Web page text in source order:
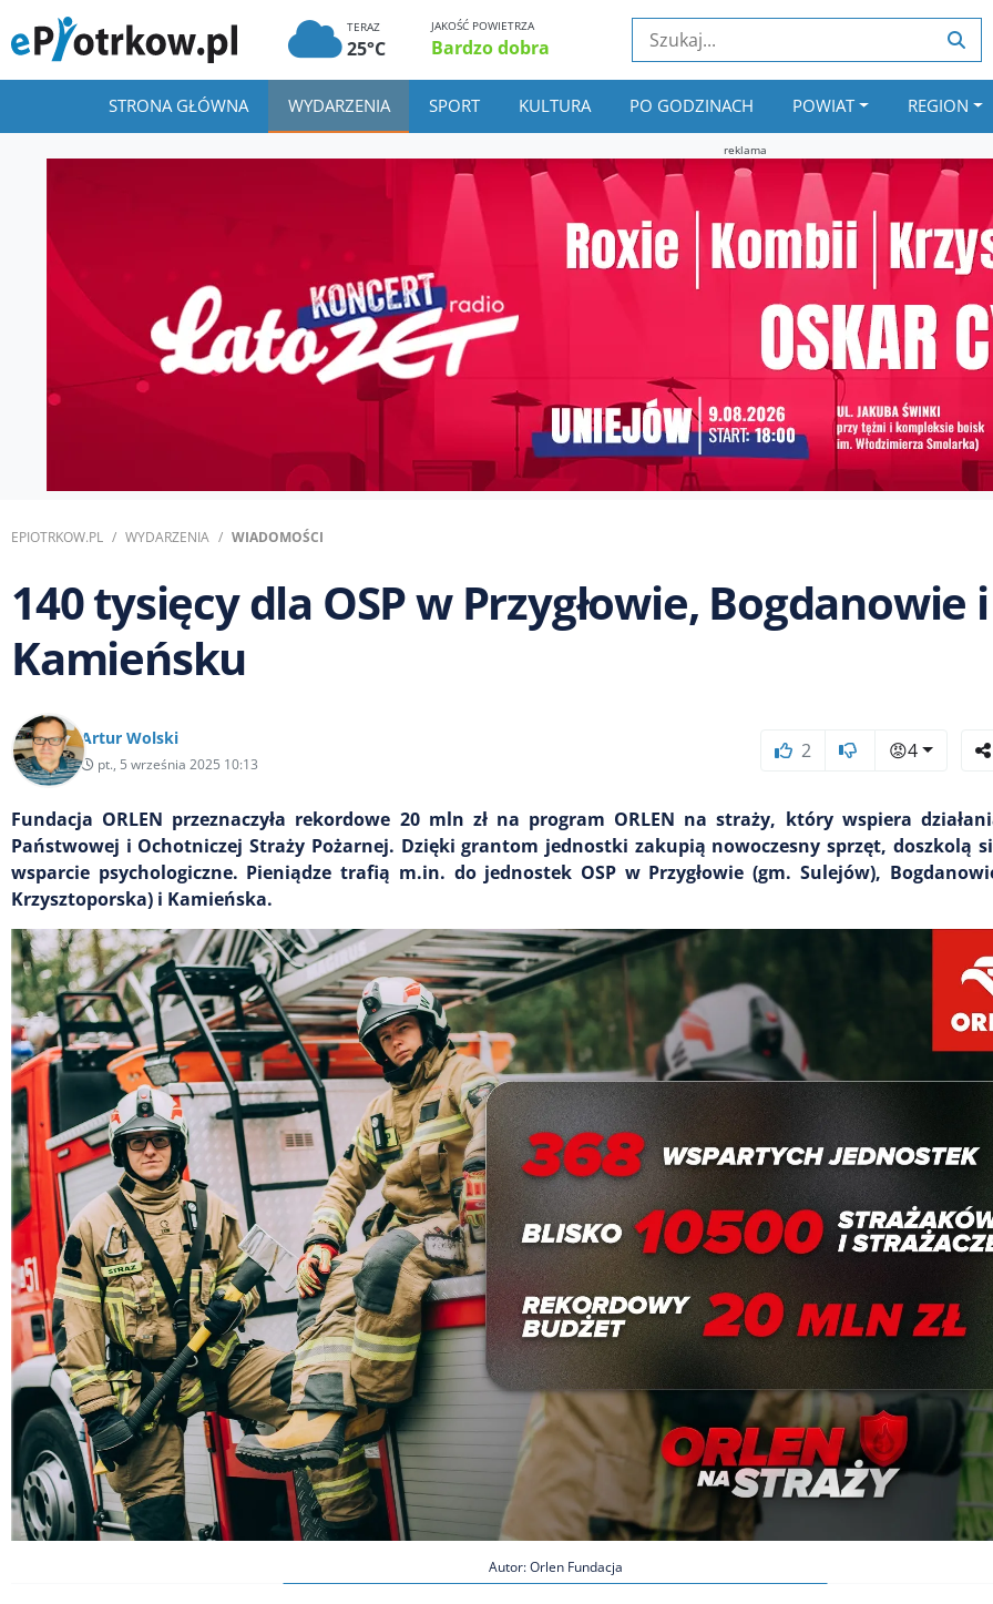
TERAZ
25°C
JAKOŚĆ POWIETRZA
Bardzo dobra
STRONA GŁÓWNA WYDARZENIA SPORT KULTURA PO GODZINACH POWIAT REGION
reklama
EPIOTRKOW.PL WYDARZENIA WIADOMOŚCI
140 tysięcy dla OSP w Przygłowie, Bogdanowie i
Kamieńsku
Artur Wolski
pt., 5 września 2025 10:13
2 😡4
Fundacja ORLEN przeznaczyła rekordowe 20 mln zł na program ORLEN na straży, który wspiera
Państwowej i Ochotniczej Straży Pożarnej. Dzięki grantom jednostki zakupią nowoczesny sprzęt, doszkolą
wsparcie psychologiczne. Pieniądze trafią m.in. do jednostek OSP w Przygłowie (gm. Sulejów),
Krzysztoporska) i Kamieńska.
Autor: Orlen Fundacja